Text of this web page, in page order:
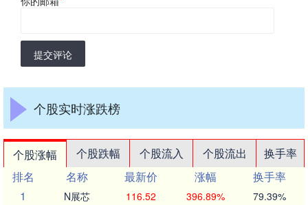
提交评论
个股实时涨跌榜
个股涨幅 个股跌幅 个股流入 个股流出
换手率
排名
名称 最新价 涨幅
换手率
1
N展芯 116.52 396.89% 79.39%